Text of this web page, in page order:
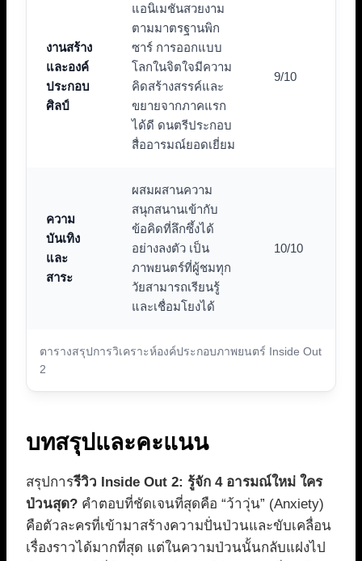
ตารางสรุปการวิเคราะห์องค์ประกอบภาพยนตร์ Inside Out
2
งานสร้าง
และองค์
ประกอบ
ศิลป์
แอนิเมชันสวยงาม
ตามมาตรฐานพิก
ซาร์ การออกแบบ
โลกในจิตใจมีความ
คิดสร้างสรรค์และ
ขยายจากภาคแรก
ได้ดี ดนตรีประกอบ
สื่ออารมณ์ยอดเยี่ยม
9/10
ความ
บันเทิง
และ
สาระ
ผสมผสานความ
สนุกสนานเข้ากับ
ข้อคิดที่ลึกซึ้งได้
อย่างลงตัว เป็น
ภาพยนตร์ที่ผู้ชมทุก
วัยสามารถเรียนรู้
และเชื่อมโยงได้
10/10
บทสรุปและคะแนน
สรุปการรีวิว Inside Out 2: รู้จัก 4 อารมณ์ใหม่ ใคร
ป่วนสุด? คำตอบที่ชัดเจนที่สุดคือ “ว้าวุ่น” (Anxiety)
คือตัวละครที่เข้ามาสร้างความปั่นป่วนและขับเคลื่อน
เรื่องราวได้มากที่สุด แต่ในความป่วนนั้นกลับแฝงไป